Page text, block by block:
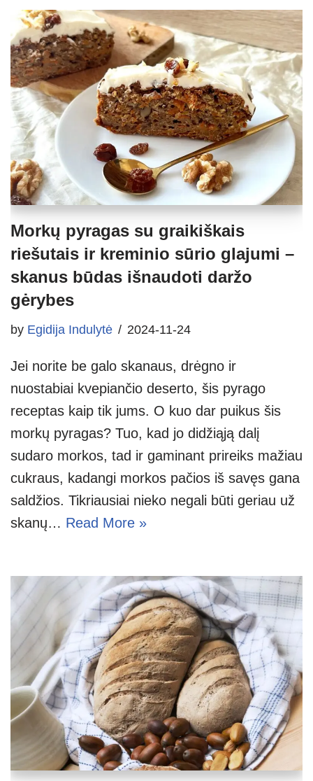
Morkų pyragas su graikiškais
riešutais ir kreminio sūrio glajumi –
skanus būdas išnaudoti daržo
gėrybes
by Egidija Indulytė 2024-11-24
Jei norite be galo skanaus, drėgno ir
nuostabiai kvepiančio deserto, šis pyrago
receptas kaip tik jums. O kuo dar puikus šis
morkų pyragas? Tuo, kad jo didžiąją dalį
sudaro morkos, tad ir gaminant prireiks mažiau
cukraus, kadangi morkos pačios iš savęs gana
saldžios. Tikriausiai nieko negali būti geriau už
skanų… Read More »